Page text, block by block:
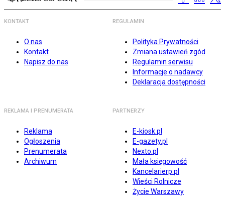
KONTAKT
O nas
Kontakt
Napisz do nas
REGULAMIN
Polityka Prywatności
Zmiana ustawień zgód
Regulamin serwisu
Informacje o nadawcy
Deklaracja dostępności
REKLAMA I PRENUMERATA
Reklama
Ogłoszenia
Prenumerata
Archiwum
PARTNERZY
E-kiosk.pl
E-gazety.pl
Nexto.pl
Mała księgowość
Kancelarierp.pl
Wieści Rolnicze
Życie Warszawy